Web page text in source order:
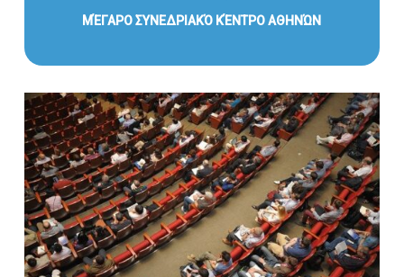
ΜΈΓΑΡΟ ΣΥΝΕΔΡΙΑΚΌ ΚΈΝΤΡΟ ΑΘΗΝΏΝ